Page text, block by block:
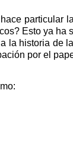
Esto ya
la historia
por el